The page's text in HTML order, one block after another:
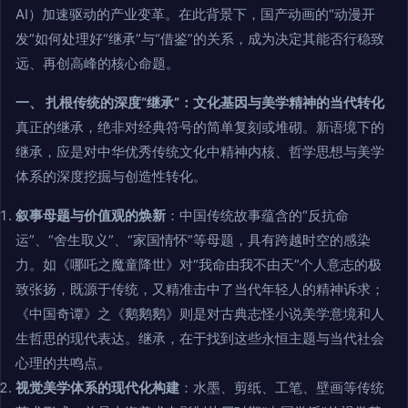
AI）加速驱动的产业变革。在此背景下，国产动画的“动漫开
发”如何处理好“继承”与“借鉴”的关系，成为决定其能否行稳致
远、再创高峰的核心命题。
一、 扎根传统的深度“继承”：文化基因与美学精神的当代转化
真正的继承，绝非对经典符号的简单复刻或堆砌。新语境下的
继承，应是对中华优秀传统文化中精神内核、哲学思想与美学
体系的深度挖掘与创造性转化。
叙事母题与价值观的焕新 ：中国传统故事蕴含的“反抗命
运”、“舍生取义”、“家国情怀”等母题，具有跨越时空的感染
力。如《哪吒之魔童降世》对“我命由我不由天”个人意志的极
致张扬，既源于传统，又精准击中了当代年轻人的精神诉求；
《中国奇谭》之《鹅鹅鹅》则是对古典志怪小说美学意境和人
生哲思的现代表达。继承，在于找到这些永恒主题与当代社会
心理的共鸣点。
视觉美学体系的现代化构建 ：水墨、剪纸、工笔、壁画等传统